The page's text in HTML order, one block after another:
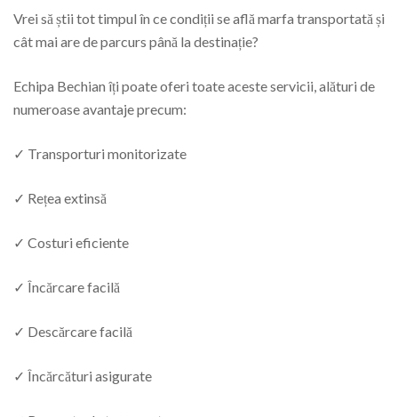
Vrei să știi tot timpul în ce condiții se află marfa transportată și
cât mai are de parcurs până la destinație?
Echipa Bechian îți poate oferi toate aceste servicii, alături de
numeroase avantaje precum:
✓ Transporturi monitorizate
✓ Rețea extinsă
✓ Costuri eficiente
✓ Încărcare facilă
✓ Descărcare facilă
✓ Încărcături asigurate